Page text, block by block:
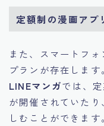
定額制の漫画アプ
また、スマートフォ
プランが存在します
LINEマンガでは、
が開催されていた
しむことができま